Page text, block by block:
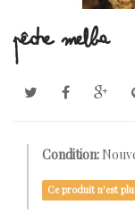
PÊCHE MELBA
Condition:
Ce produit n'est